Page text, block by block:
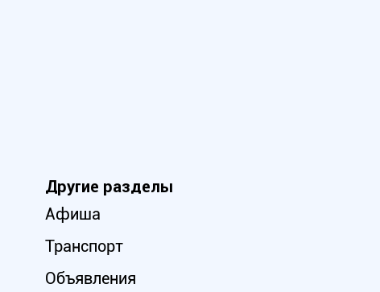
Другие разделы
Афиша
Транспорт
Объявления